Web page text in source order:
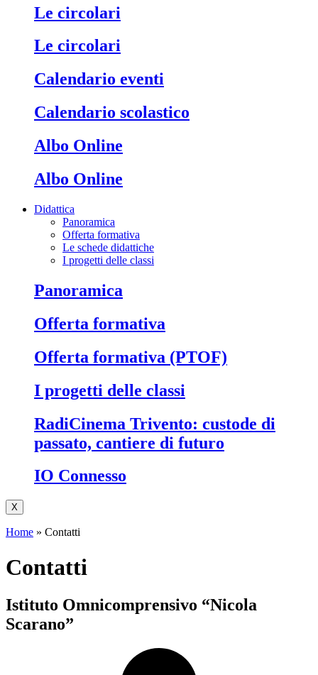
Le circolari
Le circolari
Calendario eventi
Calendario scolastico
Albo Online
Albo Online
Didattica
Panoramica
Offerta formativa
Le schede didattiche
I progetti delle classi
Panoramica
Offerta formativa
Offerta formativa (PTOF)
I progetti delle classi
RadiCinema Trivento: custode di
passato, cantiere di futuro
IO Connesso
X
Home » Contatti
Contatti
Istituto Omnicomprensivo “Nicola
Scarano”